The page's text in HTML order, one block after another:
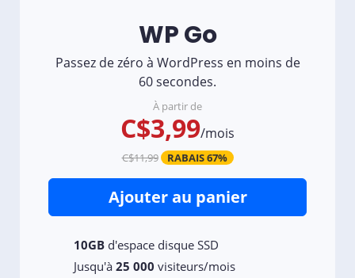
WP Go
Passez de zéro à WordPress en moins de
60 secondes.
À partir de
C$3,99/mois
C$11,99 RABAIS 67%
Ajouter au panier
10GB d'espace disque SSD
Jusqu'à 25 000 visiteurs/mois